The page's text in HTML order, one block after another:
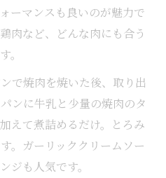
ーマンスも良いのが魅力で
肉など、どんな肉にも合う
。
で焼肉を焼いた後、取り出
ンに牛乳と少量の焼肉のタ
えて煮詰めるだけ。とろみ
。ガーリッククリームソー
ジも人気です。